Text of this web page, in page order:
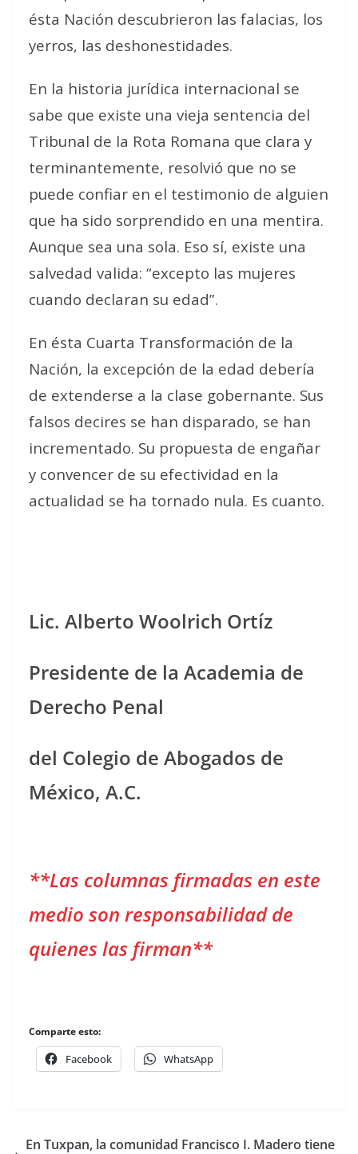
ésta Nación descubrieron las falacias, los
yerros, las deshonestidades.
En la historia jurídica internacional se
sabe que existe una vieja sentencia del
Tribunal de la Rota Romana que clara y
terminantemente, resolvió que no se
puede confiar en el testimonio de alguien
que ha sido sorprendido en una mentira.
Aunque sea una sola. Eso sí, existe una
salvedad valida: “excepto las mujeres
cuando declaran su edad”.
En ésta Cuarta Transformación de la
Nación, la excepción de la edad debería
de extenderse a la clase gobernante. Sus
falsos decires se han disparado, se han
incrementado. Su propuesta de engañar
y convencer de su efectividad en la
actualidad se ha tornado nula. Es cuanto.
Lic. Alberto Woolrich Ortíz
Presidente de la Academia de
Derecho Penal
del Colegio de Abogados de
México, A.C.
**Las columnas firmadas en este
medio son responsabilidad de
quienes las firman**
Comparte esto:
Facebook WhatsApp
En Tuxpan, la comunidad Francisco I. Madero tiene